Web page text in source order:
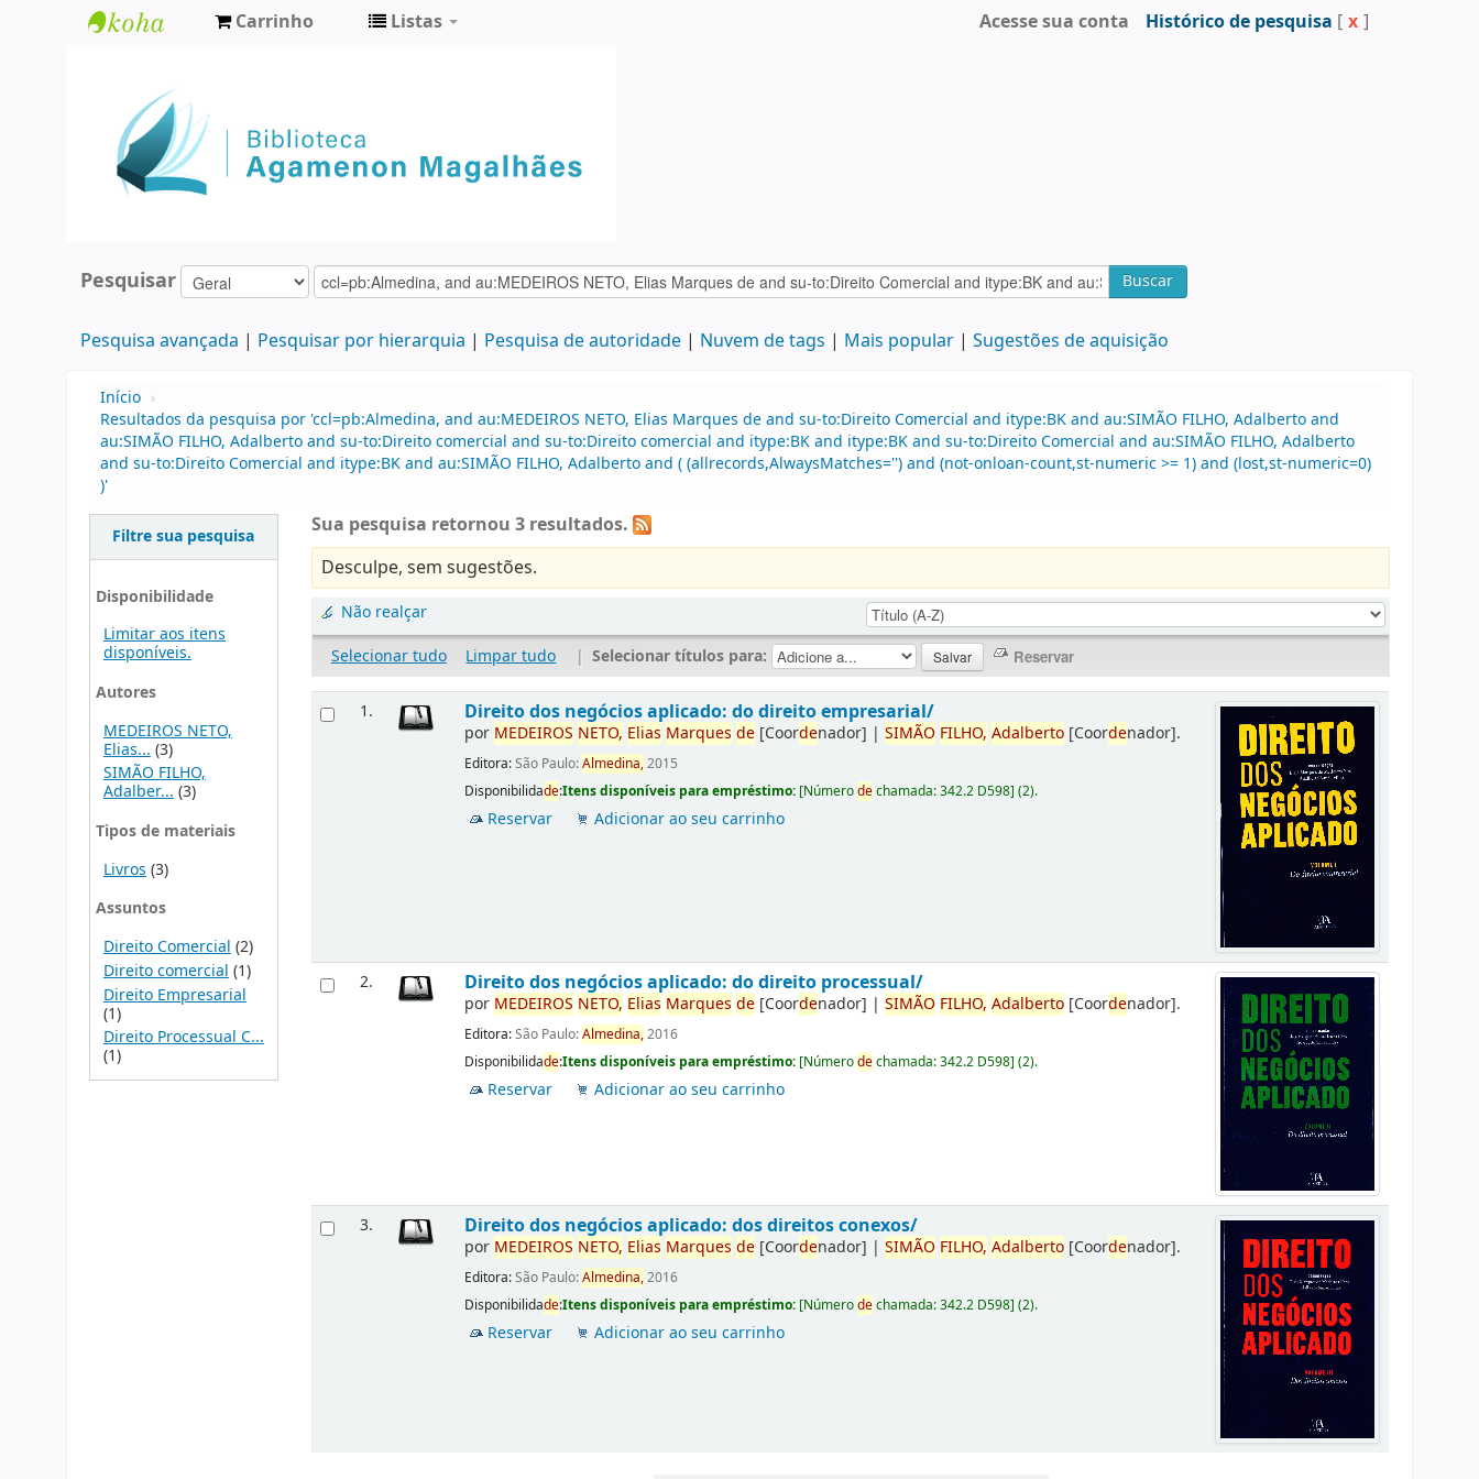
Agamenon
Magalhães
Carrinho Listas Acesse sua conta Histórico de pesquisa [ x ]
Pesquisar Buscar
Pesquisa avançada Pesquisar por hierarquia Pesquisa de autoridade Nuvem de tags Mais popular Sugestões de aquisição
Início ›
Resultados da pesquisa por 'ccl=pb:Almedina, and au:MEDEIROS NETO, Elias Marques de and su-to:Direito Comercial and itype:BK and au:SIMÃO FILHO, Adalberto and
au:SIMÃO FILHO, Adalberto and su-to:Direito comercial and su-to:Direito comercial and itype:BK and itype:BK and su-to:Direito Comercial and au:SIMÃO FILHO, Adalberto
and su-to:Direito Comercial and itype:BK and au:SIMÃO FILHO, Adalberto and ( (allrecords,AlwaysMatches='') and (not-onloan-count,st-numeric >= 1) and (lost,st-numeric=0)
)'
Filtre sua pesquisa
Disponibilidade
Limitar aos itens
disponíveis.
Autores
MEDEIROS NETO,
Elias... (3)
SIMÃO FILHO,
Adalber...(3)
Tipos de materiais
Livros (3)
Assuntos
Direito Comercial (2)
Direito comercial (1)
Direito Empresarial
(1)
Direito Processual C...
(1)
Sua pesquisa retornou 3 resultados.
Desculpe, sem sugestões.
Não realçar
Selecionar tudo
Limpar tudo | Selecionar títulos para:
1. Direito dos negócios aplicado: do direito empresarial/
por MEDEIROS NETO, Elias Marques de [Coordenador] |SIMÃO FILHO, Adalberto [Coordenador].
Editora:São Paulo:Almedina,2015
Disponibilidade:Itens disponíveis para empréstimo: [Númerodechamada:342.2 D598](2).
Reservar Adicionar ao seu carrinho
2. Direito dos negócios aplicado: do direito processual/
por MEDEIROS NETO, Elias Marques de [Coordenador] |SIMÃO FILHO, Adalberto [Coordenador].
Editora:São Paulo:Almedina,2016
Disponibilidade:Itens disponíveis para empréstimo: [Númerodechamada:342.2 D598](2).
Reservar Adicionar ao seu carrinho
3. Direito dos negócios aplicado: dos direitos conexos/
por MEDEIROS NETO, Elias Marques de [Coordenador] |SIMÃO FILHO, Adalberto [Coordenador].
Editora:São Paulo:Almedina,2016
Disponibilidade:Itens disponíveis para empréstimo: [Númerodechamada:342.2 D598](2).
Reservar Adicionar ao seu carrinho